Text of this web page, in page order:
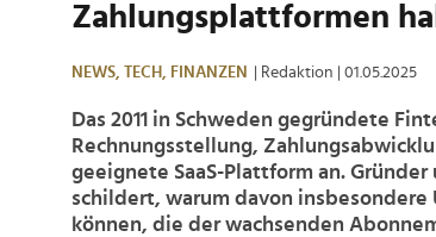
Zahlungsplattformen
NEWS, TECH, FINANZEN | Redaktion | 01.05.2025
Das 2011 in Schweden gegründete
Rechnungsstellung,
geeignete SaaS-Plattform an. Gründer
schildert, warum davon
können, die der wachsenden